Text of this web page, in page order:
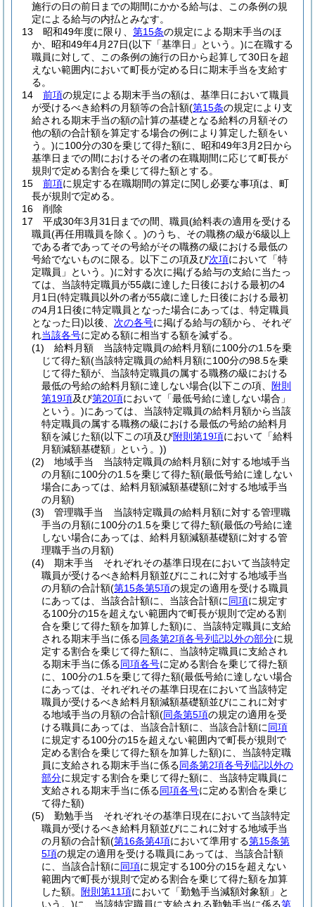
施行の日の前日までの期間にかかる給与は、この条例の規
定による給与の内払とみなす。
13
昭和49年度に限り、 第15条の規定による期末手当のほ
か、昭和49年4月27日(以下「基準日」という。)に在職する
職員に対して、この条例の施行の日から起算して30日を超
えない範囲内において町長が定める日に期末手当を支給す
る。
14
前項の規定による期末手当の額は、基準日において職員
が受けるべき給料の月額等の合計額(第15条の規定により支
給される期末手当の額の計算の基礎となる給料の月額その
他の額の合計額を算定する場合の例により算定した額をい
う。)に100分の30を乗じて得た額に、昭和49年3月2日から
基準日までの間におけるその者の在職期間に応じて町長が
規則で定める割合を乗じて得た額とする。
15
前項に規定する在職期間の算定に関し必要な事項は、町
長が規則で定める。
16
削除
17
平成30年3月31日までの間、職員(給料表の適用を受ける
職員(再任用職員を除く。)のうち、その職務の級が6級以上
である者であってその号給がその職務の級における最低の
号給でないものに限る。以下この項及び次項において「特
定職員」という。)に対する次に掲げる給与の支給に当たっ
ては、当該特定職員が55歳に達した日後における最初の4
月1日(特定職員以外の者が55歳に達した日後における最初
の4月1日後に特定職員となった場合にあっては、特定職員
となった日)以後、 次の各号に掲げる給与の額から、それぞ
れ当該各号に定める額に相当する額を減ずる。
(1)
給料月額 当該特定職員の給料月額に100分の1.5を乗
じて得た額(当該特定職員の給料月額に100分の98.5を乗
じて得た額が、当該特定職員の属する職務の級における
最低の号給の給料月額に達しない場合(以下この項、
附則
第19項及び第20項において「最低号給に達しない場合」
という。)にあっては、当該特定職員の給料月額から当該
特定職員の属する職務の級における最低の号給の給料月
額を減じた額(以下この項及び附則第19項において「給料
月額減額基礎額」という。))
(2)
地域手当 当該特定職員の給料月額に対する地域手当
の月額に100分の1.5を乗じて得た額(最低号給に達しない
場合にあっては、給料月額減額基礎額に対する地域手当
の月額)
(3)
管理職手当 当該特定職員の給料月額に対する管理職
手当の月額に100分の1.5を乗じて得た額(最低の号給に達
しない場合にあっては、給料月額減額基礎額に対する管
理職手当の月額)
(4)
期末手当 それぞれその基準日現在において当該特定
職員が受けるべき給料月額並びにこれに対する地域手当
の月額の合計額(第15条第5項の規定の適用を受ける職員
にあっては、当該合計額に、当該合計額に同項に規定す
る100分の15を超えない範囲内で町長が規則で定める割
合を乗じて得た額を加算した額)に、当該特定職員に支給
される期末手当に係る同条第2項各号列記以外の部分に規
定する割合を乗じて得た額に、当該特定職員に支給され
る期末手当に係る同項各号に定める割合を乗じて得た額
に、100分の1.5を乗じて得た額(最低号給に達しない場合
にあっては、それぞれその基準日現在において当該特定
職員が受けるべき給料月額減額基礎額並びにこれに対す
る地域手当の月額の合計額(同条第5項の規定の適用を受
ける職員にあっては、当該合計額に、当該合計額に同項
に規定する100分の15を超えない範囲内で町長が規則で
定める割合を乗じて得た額を加算した額)に、当該特定職
員に支給される期末手当に係る同条第2項各号列記以外の
部分に規定する割合を乗じて得た額に、当該特定職員に
支給される期末手当に係る同項各号に定める割合を乗じ
て得た額)
(5)
勤勉手当 それぞれその基準日現在において当該特定
職員が受けるべき給料月額並びにこれに対する地域手当
の月額の合計額(第16条第4項において準用する第15条第
5項の規定の適用を受ける職員にあっては、当該合計額
に、当該合計額に同項に規定する100分の15を超えない
範囲内で町長が規則で定める割合を乗じて得た額を加算
した額。
附則第11項において「勤勉手当減額対象額」と
いう。)に、当該特定職員に支給される勤勉手当に係る第